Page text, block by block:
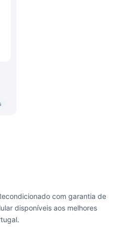
com garantia de
disponíveis aos melhores